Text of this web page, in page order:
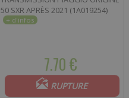
50 SXR APRÈS 2021 (1A019254)
7.70 €
RUPTURE